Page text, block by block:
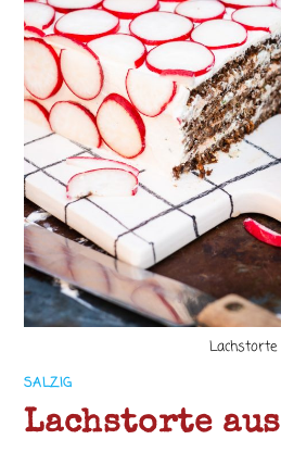
Lachstorte
SALZIG
Lachstorte aus